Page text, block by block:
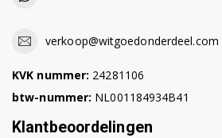
DFN1303X 7662547653
verkoop@witgoedonderdeel.com
KVK nummer: 24281106
btw-nummer: NL001184934B41
Klantbeoordelingen